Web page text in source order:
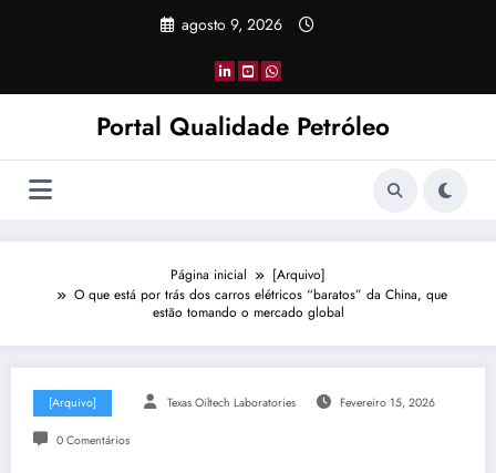
agosto 9, 2026
Portal Qualidade Petróleo
Página inicial
[Arquivo]
O que está por trás dos carros elétricos “baratos” da China, que
estão tomando o mercado global
[Arquivo] Texas Oiltech Laboratories Fevereiro 15, 2026
0 Comentários